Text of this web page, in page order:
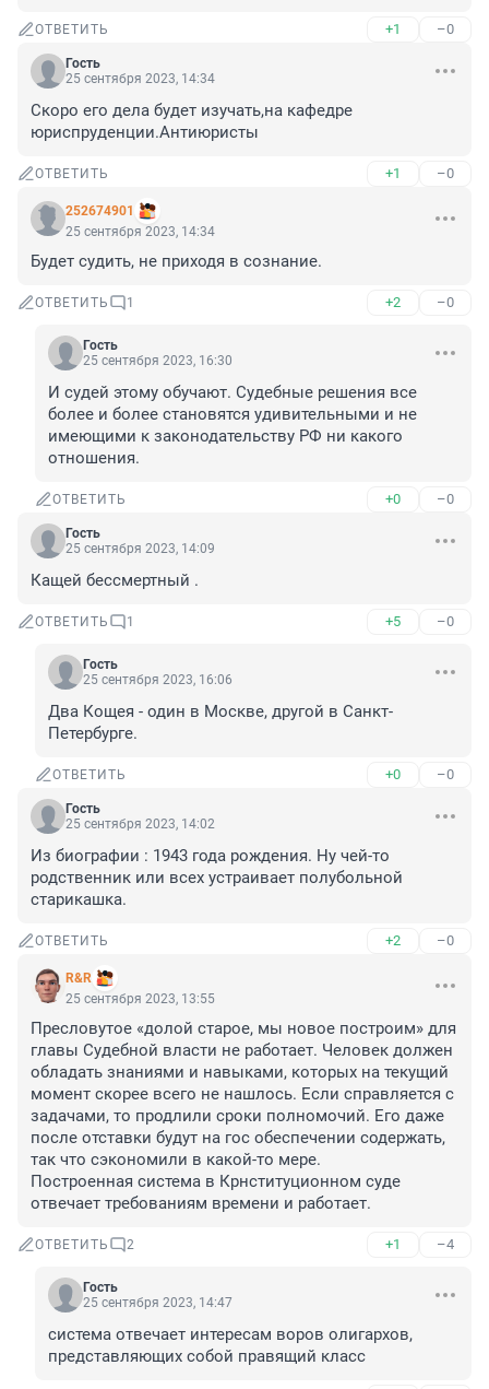
ОТВЕТИТЬ +1 –0
Гость
25 сентября 2023, 14:34
Скоро его дела будет изучать,на кафедре
юриспруденции.Антиюристы
ОТВЕТИТЬ +1 –0
252674901
25 сентября 2023, 14:34
Будет судить, не приходя в сознание.
ОТВЕТИТЬ 1 +2 –0
Гость
25 сентября 2023, 16:30
И судей этому обучают. Судебные решения все
более и более становятся удивительными и не
имеющими к законодательству РФ ни какого
отношения.
ОТВЕТИТЬ +0 –0
Гость
25 сентября 2023, 14:09
Кащей бессмертный .
ОТВЕТИТЬ 1 +5 –0
Гость
25 сентября 2023, 16:06
Два Кощея - один в Москве, другой в Санкт-
Петербурге.
ОТВЕТИТЬ +0 –0
Гость
25 сентября 2023, 14:02
Из биографии : 1943 года рождения. Ну чей-то
родственник или всех устраивает полубольной
старикашка.
ОТВЕТИТЬ +2 –0
R&R
25 сентября 2023, 13:55
Пресловутое «долой старое, мы новое построим» для
главы Судебной власти не работает. Человек должен
обладать знаниями и навыками, которых на текущий
момент скорее всего не нашлось. Если справляется с
задачами, то продлили сроки полномочий. Его даже
после отставки будут на гос обеспечении содержать,
так что сэкономили в какой-то мере.
Построенная система в Крнституционном суде
отвечает требованиям времени и работает.
ОТВЕТИТЬ 2 +1 –4
Гость
25 сентября 2023, 14:47
система отвечает интересам воров олигархов,
представляющих собой правящий класс